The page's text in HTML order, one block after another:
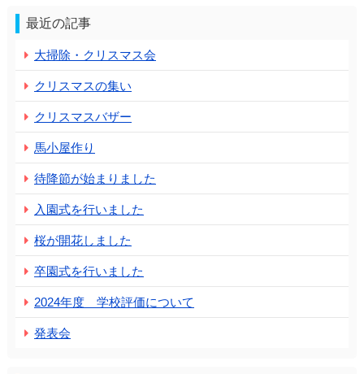
最近の記事
大掃除・クリスマス会
クリスマスの集い
クリスマスバザー
馬小屋作り
待降節が始まりました
入園式を行いました
桜が開花しました
卒園式を行いました
2024年度 学校評価について
発表会